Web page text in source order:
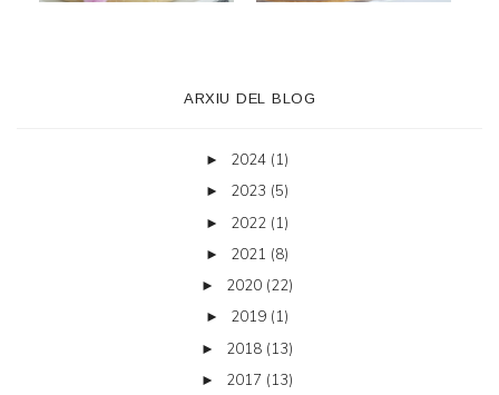
ARXIU DEL BLOG
► 2024 (1)
► 2023 (5)
► 2022 (1)
► 2021 (8)
► 2020 (22)
► 2019 (1)
► 2018 (13)
► 2017 (13)